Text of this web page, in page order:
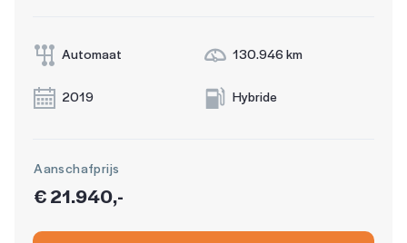
Automaat 130.946 km
2019 Hybride
Aanschafprijs
€ 21.940,-